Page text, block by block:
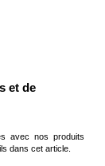
et de
avec nos produits
dans cet article.